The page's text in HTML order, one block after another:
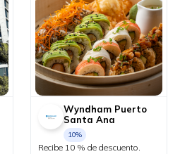
Wyndham Puerto
Santa Ana
10%
Recibe 10 % de descuento.